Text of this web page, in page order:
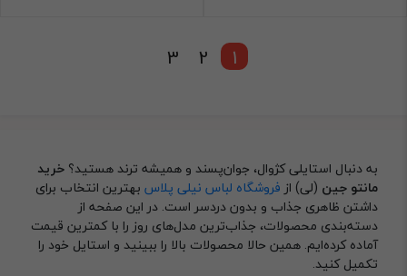
1
2
3
به دنبال استایلی کژوال، جوان‌پسند و همیشه ترند هستید؟ خرید
مانتو جین (لی) از فروشگاه لباس نیلی پلاس بهترین انتخاب برای
داشتن ظاهری جذاب و بدون دردسر است. در این صفحه از
دسته‌بندی محصولات، جذاب‌ترین مدل‌های روز را با کمترین قیمت
آماده کرده‌ایم. همین حالا محصولات بالا را ببینید و استایل خود را
تکمیل کنید.